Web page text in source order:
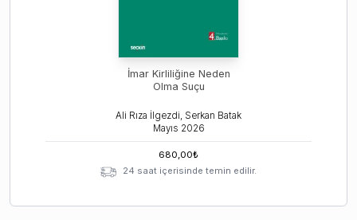
İmar Kirliliğine Neden
Olma Suçu
Ali Rıza İlgezdi, Serkan Batak
Mayıs 2026
680,00₺
24 saat içerisinde temin edilir.